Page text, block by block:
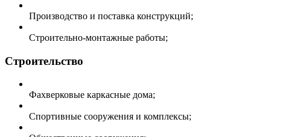
Производство и поставка конструкций;
Строительно-монтажные работы;
Строительство
Фахверковые каркасные дома;
Спортивные сооружения и комплексы;